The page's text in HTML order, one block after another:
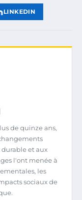
LINKEDIN
de quinze ans,
et aux
l'ont menée à
les
sociaux de